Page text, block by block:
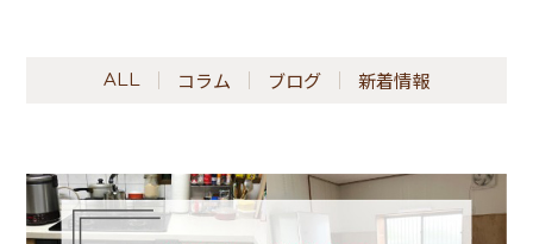
ALL コラム ブログ 新着情報